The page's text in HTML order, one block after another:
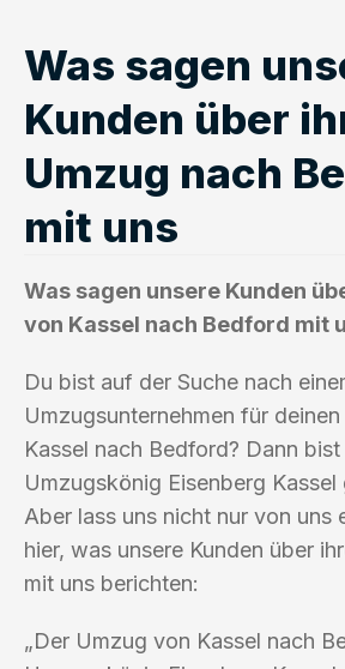
Was sagen
Kunden über
Umzug nach
mit uns
Was sagen unsere Kunden
von Kassel nach Bedford mit
Du bist auf der Suche nach
Umzugsunternehmen für
Kassel nach Bedford? Dann
Umzugskönig Eisenberg Kassel
Aber lass uns nicht nur von uns
hier, was unsere Kunden über
mit uns berichten:
„Der Umzug von Kassel nach